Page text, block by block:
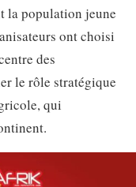
la population jeune
ont choisi
des
le rôle stratégique
qui